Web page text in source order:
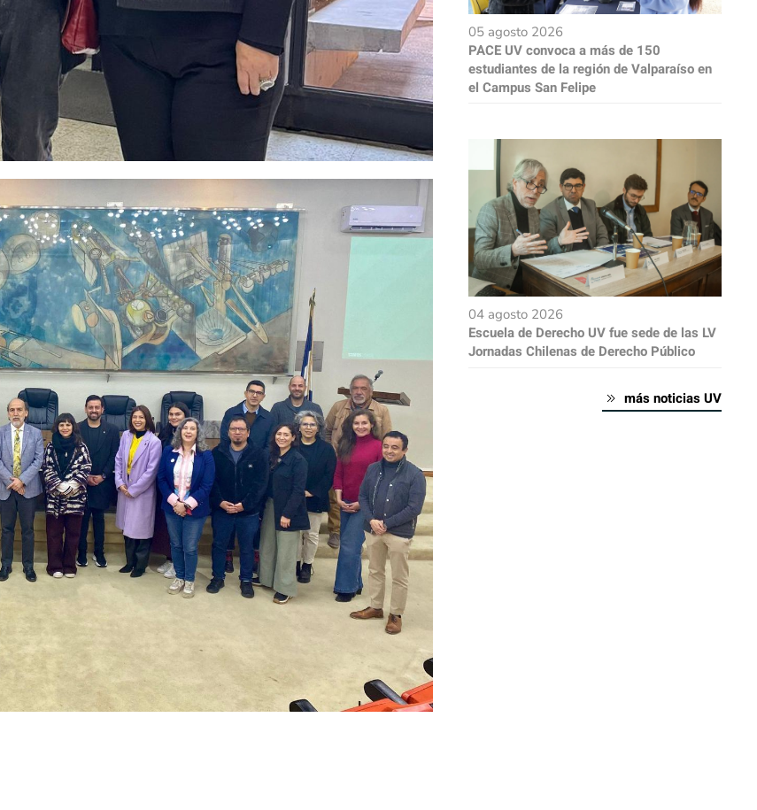
05 agosto 2026
PACE UV convoca a más de 150
estudiantes de la región de Valparaíso en
el Campus San Felipe
04 agosto 2026
Escuela de Derecho UV fue sede de las LV
Jornadas Chilenas de Derecho Público
más noticias UV